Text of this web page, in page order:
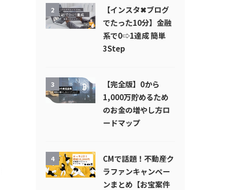
2
【インスタ✖︎ブログ
でたった10分】金融
系で0⇨1達成 簡単
3Step
3
【完全版】0から
1,000万貯めるため
のお金の増やし方ロ
ードマップ
4
CMで話題！不動産ク
ラファンキャンペー
ンまとめ【お宝案件